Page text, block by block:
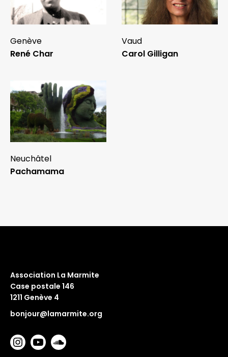
Genève
René Char
Vaud
Carol Gilligan
Neuchâtel
Pachamama
Association La Marmite
Case postale 146
1211 Genève 4
bonjour@lamarmite.org